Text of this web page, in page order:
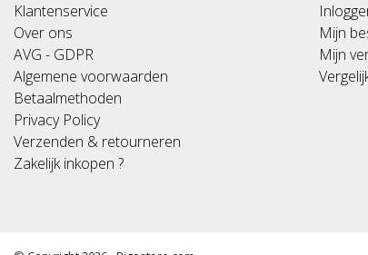
Klantenservice
Over ons
AVG - GDPR
Algemene voorwaarden
Betaalmethoden
Privacy Policy
Verzenden & retourneren
Zakelijk inkopen ?
Mijn
Mijn